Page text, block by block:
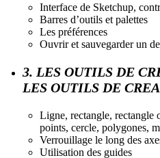
Interface de Sketchup,
Barres d’outils et palettes
Les préférences
Ouvrir et sauvegarder un
3. LES OUTILS DE
LES OUTILS DE
Ligne, rectangle, rectangle
points, cercle, polygones,
Verrouillage le long des
Utilisation des guides